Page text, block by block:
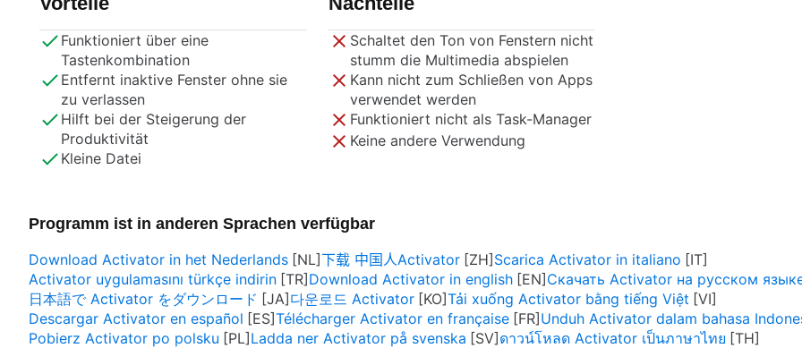
Funktioniert über eine
Tastenkombination
Entfernt inaktive Fenster ohne sie
zu verlassen
Hilft bei der Steigerung der
Produktivität
Kleine Datei
Schaltet den Ton von Fenstern nicht
stumm die Multimedia abspielen
Kann nicht zum Schließen von Apps
verwendet werden
Funktioniert nicht als Task-Manager
Keine andere Verwendung
Programm ist in anderen Sprachen verfügbar
Download Activator in het Nederlands
下载 中国人Activator
Scarica Activator in italiano
Activator uygulamasını türkçe indirin
Download Activator in english
Скачать Activator на русском
日本語で Activator をダウンロード
다운로드 Activator
Tải xuống Activator bằng tiếng Việt
Descargar Activator en español
Télécharger Activator en française
Unduh Activator dalam bahasa
Pobierz Activator po polsku
Ladda ner Activator på svenska
ดาวน์โหลด Activator เป็นภาษาไทย